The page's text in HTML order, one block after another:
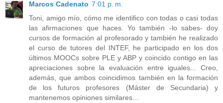
Marcos Cadenato 7:01 p. m.
Toni, amigo mío, cómo me identifico con todas o casi todas
las afirmaciones que haces. Yo también -lo sabes- doy
cursos de formación al profesorado y también he realizado
el curso de tutores del INTEF, he participado en los dos
últimos MOOCs sobre PLE y ABP y coincido contigo en las
apreciaciones sobre la evaluación entre iguales... Creo,
además, que ambos coincidimos también en la formación
de los futuros profesores (Máster de Secundaria) y
mantenemos opiniones similares…